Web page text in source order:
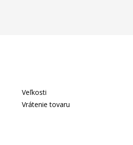
Veľkosti
Vrátenie tovaru